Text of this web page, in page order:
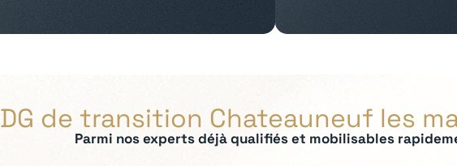
DG de transition Chateauneuf les
Parmi nos experts déjà qualifiés et mobilisables